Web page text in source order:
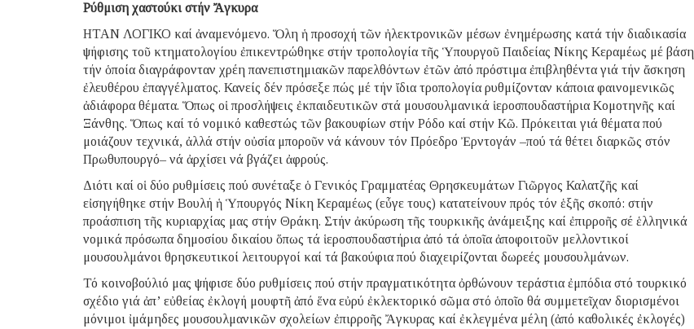
Ρύθμιση χαστούκι στήν Ἄγκυρα
ΗΤΑΝ ΛΟΓΙΚΟ καί ἀναμενόμενο. Ὅλη ἡ προσοχή τῶν ἠλεκτρονικῶν μέσων ἐνημέρωσης κατά τήν διαδικασία
ψήφισης τοῦ κτηματολογίου ἐπικεντρώθηκε στήν τροπολογία τῆς Ὑπουργοῦ Παιδείας Νίκης Κεραμέως μέ βάση
τήν ὁποία διαγράφονταν χρέη πανεπιστημιακῶν παρελθόντων ἐτῶν ἀπό πρόστιμα ἐπιβληθέντα γιά τήν ἄσκηση
ἐλευθέρου ἐπαγγέλματος. Κανείς δέν πρόσεξε πώς μέ τήν ἴδια τροπολογία ρυθμίζονταν κάποια φαινομενικῶς
ἀδιάφορα θέματα. Ὅπως οἱ προσλήψεις ἐκπαιδευτικῶν στά μουσουλμανικά ἱεροσπουδαστήρια Κομοτηνῆς καί
Ξάνθης. Ὅπως καί τό νομικό καθεστώς τῶν βακουφίων στήν Ρόδο καί στήν Κῶ. Πρόκειται γιά θέματα πού
μοιάζουν τεχνικά, ἀλλά στήν οὐσία μποροῦν νά κάνουν τόν Πρόεδρο Ἐρντογάν –πού τά θέτει διαρκῶς στόν
Πρωθυπουργό– νά ἀρχίσει νά βγάζει ἀφρούς.
Διότι καί οἱ δύο ρυθμίσεις πού συνέταξε ὁ Γενικός Γραμματέας Θρησκευμάτων Γιῶργος Καλατζῆς καί
εἰσηγήθηκε στήν Βουλή ἡ Ὑπουργός Νίκη Κεραμέως (εὖγε τους) κατατείνουν πρός τόν ἑξῆς σκοπό: στήν
προάσπιση τῆς κυριαρχίας μας στήν Θράκη. Στήν ἀκύρωση τῆς τουρκικῆς ἀνάμειξης καί ἐπιρροῆς σέ ἑλληνικά
νομικά πρόσωπα δημοσίου δικαίου ὅπως τά ἱεροσπουδαστήρια ἀπό τά ὁποῖα ἀποφοιτοῦν μελλοντικοί
μουσουλμάνοι θρησκευτικοί λειτουργοί καί τά βακούφια πού διαχειρίζονται δωρεές μουσουλμάνων.
Τό κοινοβούλιό μας ψήφισε δύο ρυθμίσεις πού στήν πραγματικότητα ὀρθώνουν τεράστια ἐμπόδια στό τουρκικό
σχέδιο γιά ἀπ’ εὐθείας ἐκλογή μουφτῆ ἀπό ἕνα εὐρύ ἐκλεκτορικό σῶμα στό ὁποῖο θά συμμετεῖχαν διορισμένοι
μόνιμοι ἰμάμηδες μουσουλμανικῶν σχολείων ἐπιρροῆς Ἄγκυρας καί ἐκλεγμένα μέλη (ἀπό καθολικές ἐκλογές)